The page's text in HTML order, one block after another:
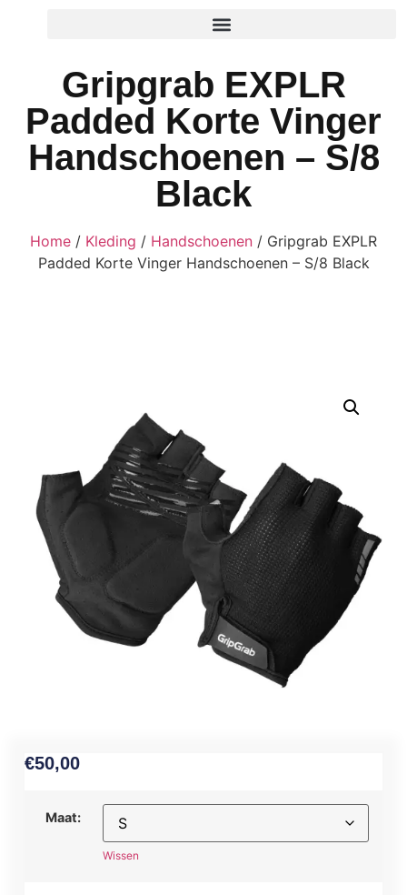
Gripgrab EXPLR
Padded Korte Vinger
Handschoenen – S/8
Black
Home / Kleding / Handschoenen / Gripgrab EXPLR
Padded Korte Vinger Handschoenen – S/8 Black
€50,00
Maat:
Wissen